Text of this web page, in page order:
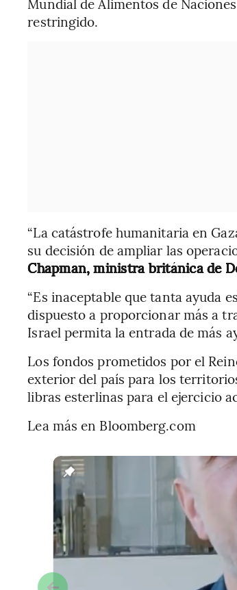
restringido.
“La catástrofe humanitaria en
su decisión de ampliar las
Chapman, ministra británica de
“Es inaceptable que tanta ayuda
dispuesto a proporcionar más a
Israel permita la entrada de más
Los fondos prometidos por el
exterior del país para los
libras esterlinas para el ejercicio
Lea más en Bloomberg.com